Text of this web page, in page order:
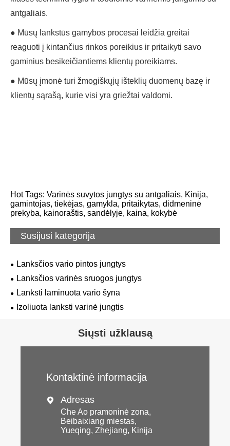
antgaliais.
● Mūsų lankstūs gamybos procesai leidžia greitai
reaguoti į kintančius rinkos poreikius ir pritaikyti savo
gaminius besikeičiantiems klientų poreikiams.
● Mūsų įmonė turi žmogiškųjų išteklių duomenų bazę ir
klientų sąrašą, kurie visi yra griežtai valdomi.
Hot Tags: Varinės suvytos jungtys su antgaliais, Kinija,
gamintojas, tiekėjas, gamykla, pritaikytas, didmeninė
prekyba, kainoraštis, sandėlyje, kaina, kokybė
Susijusi kategorija
Lanksčios vario pintos jungtys
Lanksčios varinės sruogos jungtys
Lanksti laminuota vario šyna
Izoliuota lanksti varinė jungtis
Siųsti užklausą
Kontaktinė informacija
 Adresas
Che Ao pramoninė zona,
Beibaixiang miestas,
Yueqing, Zhejiang, Kinija